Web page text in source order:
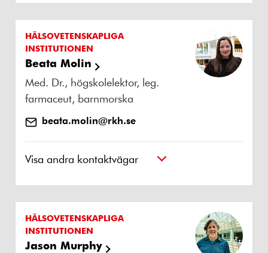
HÄLSOVETENSKAPLIGA
INSTITUTIONEN
Beata Molin
Med. Dr., högskolelektor, leg.
farmaceut, barnmorska
beata.molin@rkh.se
Visa andra kontaktvägar
HÄLSOVETENSKAPLIGA
INSTITUTIONEN
Jason Murphy